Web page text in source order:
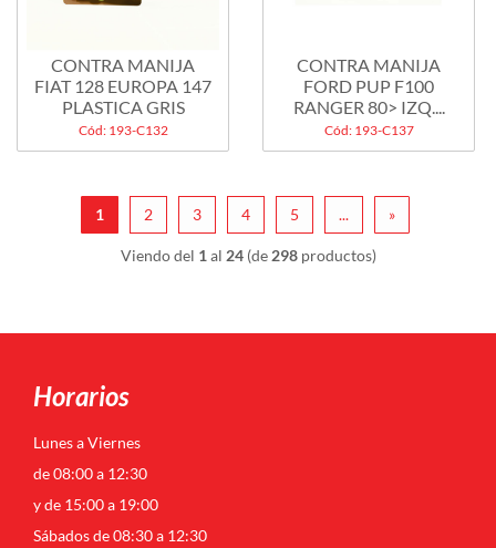
CONTRA MANIJA
FIAT 128 EUROPA 147
PLASTICA GRIS
Cód: 193-C132
CONTRA MANIJA
FORD PUP F100
RANGER 80> IZQ....
Cód: 193-C137
1 2 3 4 5 ... »
Viendo del 1 al 24(de 298productos)
Horarios
Lunes a Viernes
de 08:00 a 12:30
y de 15:00 a 19:00
Sábados de 08:30 a 12:30